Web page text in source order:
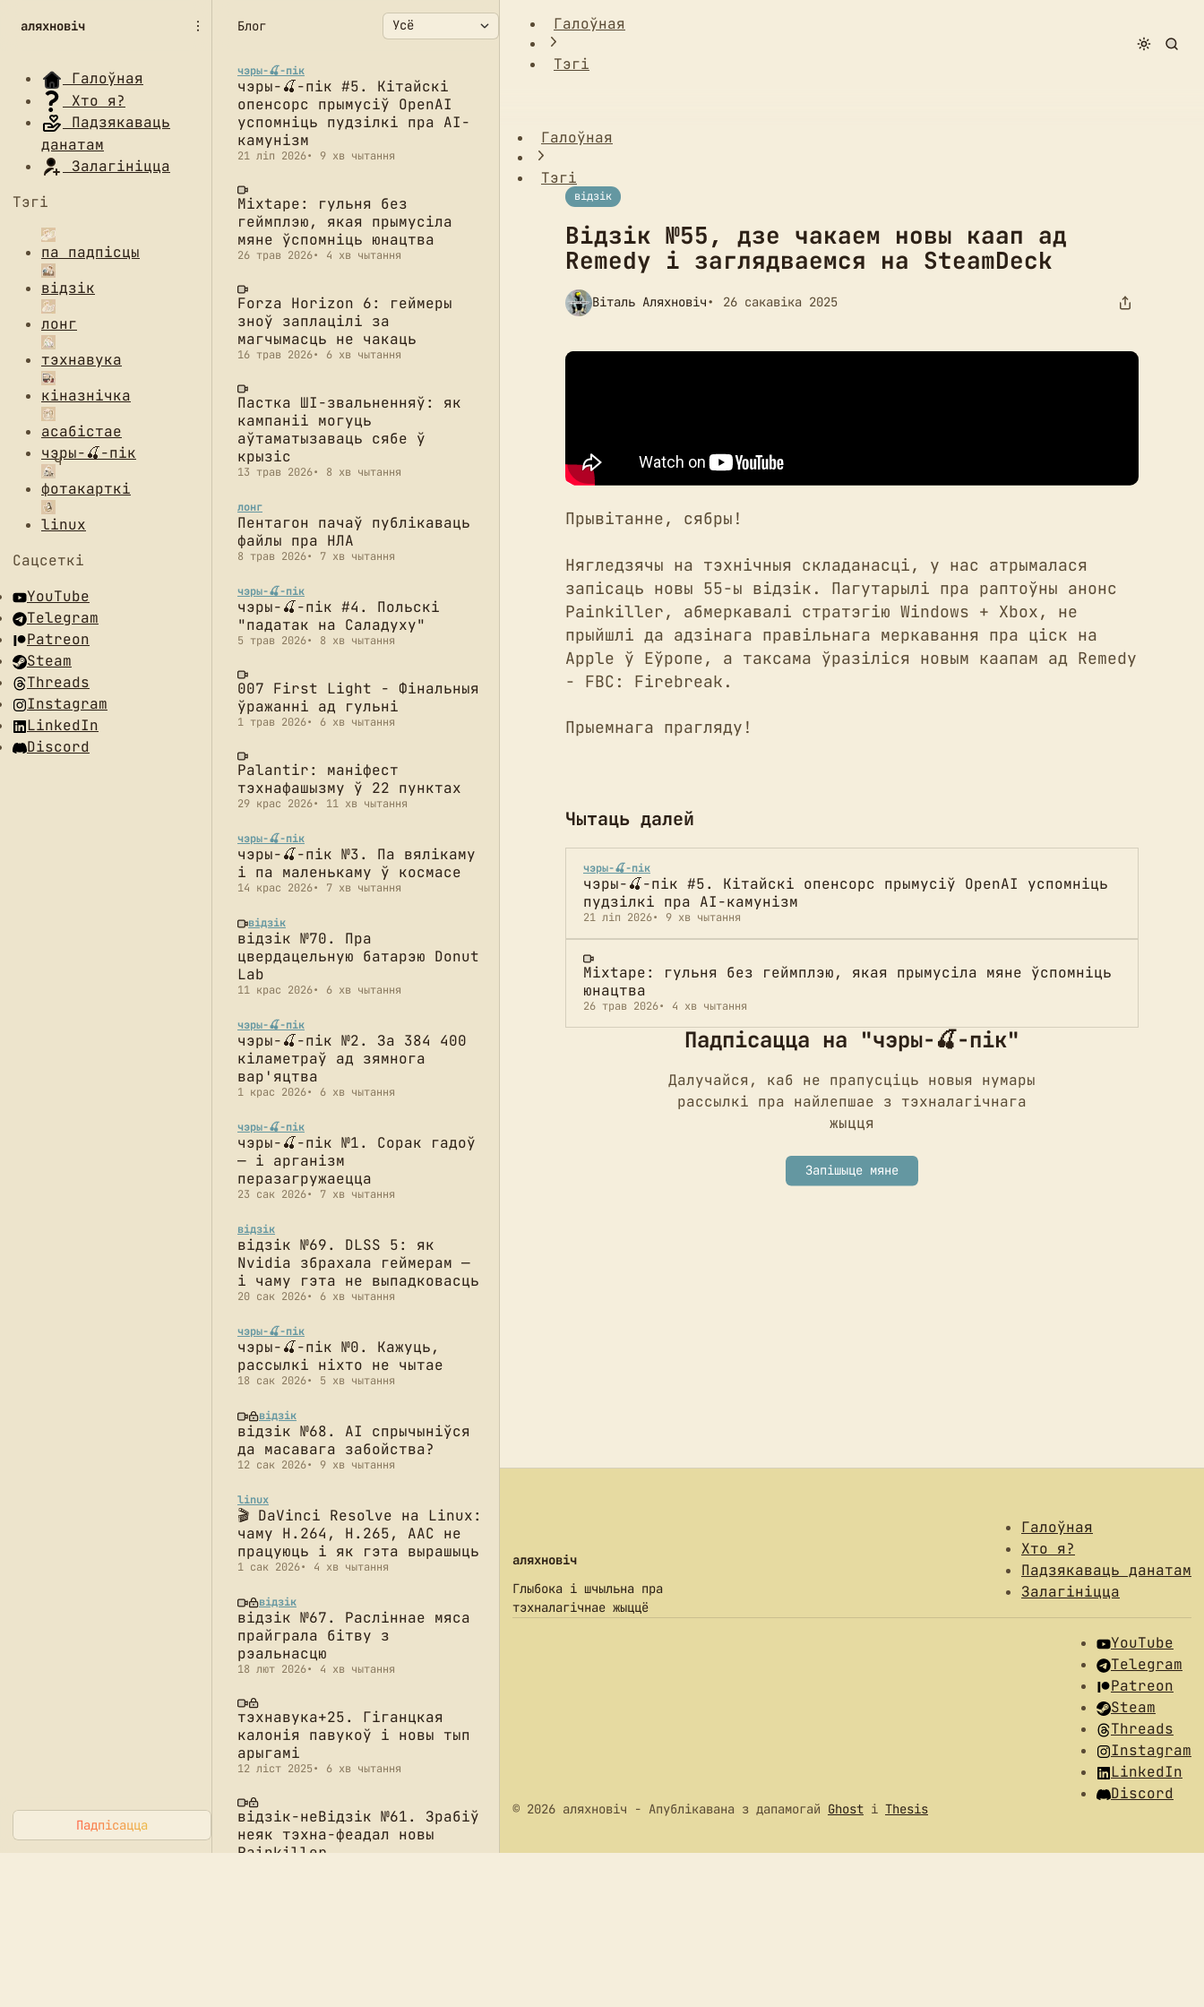
е
н
е
а
е
з
аляхновіч
Галоўная
Хто я?
Падзякаваць
данатам
Залагініцца
Тэгі
па падпісцы
відзік
лонг
тэхнавука
кіназнічка
асабістае
чэры-🍒-пік
фотакарткі
linux
Сацсеткі
YouTube
Telegram
Patreon
Steam
Threads
Instagram
LinkedIn
Discord
Падпісацца
Галоўная
Тэгі
Відзік №55, дзе чакаем новы каап ад Remedy і заглядваемся на SteamDeck
Галоўная
Тэгі
відзік
Відзік №55, дзе чакаем новы каап ад
Remedy і заглядваемся на SteamDeck
Віталь Аляхновіч 26 сакавіка 2025
Прывітанне, сябры!
Нягледзячы на тэхнічныя складанасці, у нас атрымалася
запісаць новы 55-ы відзік. Пагутарылі пра раптоўны анонс
Painkiller, абмеркавалі стратэгію Windows + Xbox, не
прыйшлі да адзінага правільнага меркавання пра ціск на
Apple ў Еўропе, а таксама ўразіліся новым каапам ад Remedy
- FBC: Firebreak.
Прыемнага прагляду!
Чытаць далей
чэры-🍒-пік
чэры-🍒-пік #5. Кітайскі опенсорс прымусіў OpenAI успомніць
пудзілкі пра AI-камунізм
21 ліп 2026 9 хв чытання
Mixtape: гульня без геймплэю, якая прымусіла мяне ўспомніць
юнацтва
26 трав 2026 4 хв чытання
Падпісацца на "чэры-🍒-пік"
Далучайся, каб не прапусціць новыя нумары
рассылкі пра найлепшае з тэхналагічнага
жыцця
Запішыце мяне
аляхновіч
Глыбока і шчыльна пра
тэхналагічнае жыццё
Галоўная
Хто я?
Падзякаваць данатам
Залагініцца
© 2026 аляхновіч - Апублікавана з дапамогай Ghost і Thesis
YouTube
Telegram
Patreon
Steam
Threads
Instagram
LinkedIn
Discord
Блог
чэры-🍒-пік
чэры-🍒-пік #5. Кітайскі
опенсорс прымусіў OpenAI
успомніць пудзілкі пра AI-
камунізм
21 ліп 2026 9 хв чытання
Mixtape: гульня без
геймплэю, якая прымусіла
мяне ўспомніць юнацтва
26 трав 2026 4 хв чытання
Forza Horizon 6: геймеры
зноў заплацілі за
магчымасць не чакаць
16 трав 2026 6 хв чытання
Пастка ШІ-звальненняў: як
кампаніі могуць
аўтаматызаваць сябе ў
крызіс
13 трав 2026 8 хв чытання
лонг
Пентагон пачаў публікаваць
файлы пра НЛА
8 трав 2026 7 хв чытання
чэры-🍒-пік
чэры-🍒-пік #4. Польскі
"падатак на Саладуху"
5 трав 2026 8 хв чытання
007 First Light - Фінальныя
ўражанні ад гульні
1 трав 2026 6 хв чытання
Palantir: маніфест
тэхнафашызму ў 22 пунктах
29 крас 2026 11 хв чытання
чэры-🍒-пік
чэры-🍒-пік №3. Па вялікаму
і па маленькаму ў космасе
14 крас 2026 7 хв чытання
відзік
відзік №70. Пра
цвердацельную батарэю Donut
Lab
11 крас 2026 6 хв чытання
чэры-🍒-пік
чэры-🍒-пік №2. За 384 400
кіламетраў ад зямнога
вар'яцтва
1 крас 2026 6 хв чытання
чэры-🍒-пік
чэры-🍒-пік №1. Сорак гадоў
— і арганізм
перазагружаецца
23 сак 2026 7 хв чытання
відзік
відзік №69. DLSS 5: як
Nvidia збрахала геймерам —
і чаму гэта не выпадковасць
20 сак 2026 6 хв чытання
чэры-🍒-пік
чэры-🍒-пік №0. Кажуць,
рассылкі ніхто не чытае
18 сак 2026 5 хв чытання
відзік
відзік №68. AI спрычыніўся
да масавага забойства?
12 сак 2026 9 хв чытання
linux
🎬 DaVinci Resolve на Linux:
чаму H.264, H.265, AAC не
працуюць і як гэта вырашыць
1 сак 2026 4 хв чытання
відзік
відзік №67. Расліннае мяса
прайграла бітву з
рэальнасцю
18 лют 2026 4 хв чытання
тэхнавука+25. Гіганцкая
калонія павукоў і новы тып
арыгамі
12 ліст 2025 6 хв чытання
відзік-неВідзік №61. Зрабіў
неяк тэхна-феадал новы
Painkiller